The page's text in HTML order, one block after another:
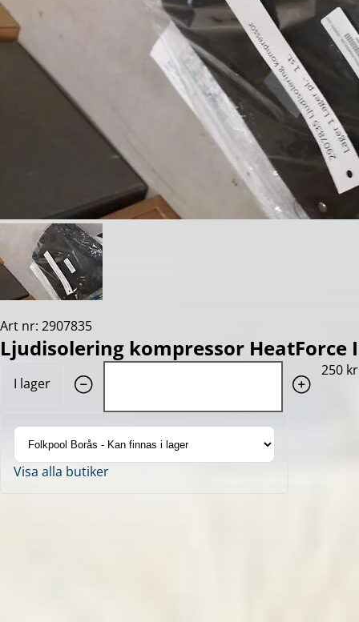
Art nr: 2907835
Ljudisolering kompressor HeatForce
I lager
250 kr
Visa alla butiker